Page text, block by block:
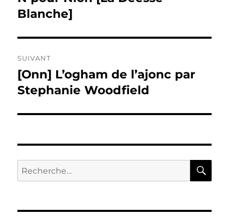
l’article
précédente :
Blanche]
SUIVANT
Publication
suivante :
[Onn] L’ogham de l’ajonc par
Stephanie Woodfield
Recherche
pour :